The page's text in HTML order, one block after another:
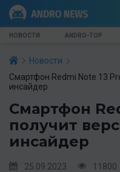
НОВОСТИ ANDRO-TOP
Новости
Смартфон Redmi Note 13
инсайдер
Смартфон
получит
инсайдер
25.09.2023 11800